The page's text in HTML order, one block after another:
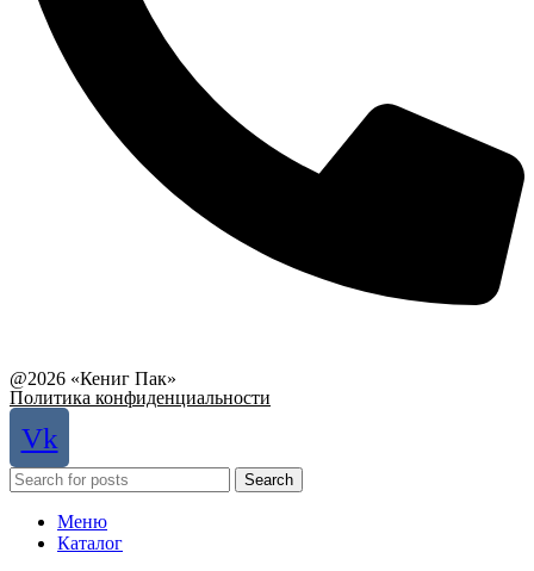
@2026 «Кениг Пак»
Политика конфиденциальности
Vk
Search
Меню
Каталог